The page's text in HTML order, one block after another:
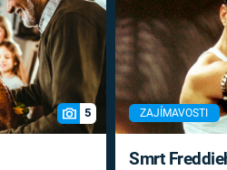
5 ZAJÍMAVOSTI
Smrt